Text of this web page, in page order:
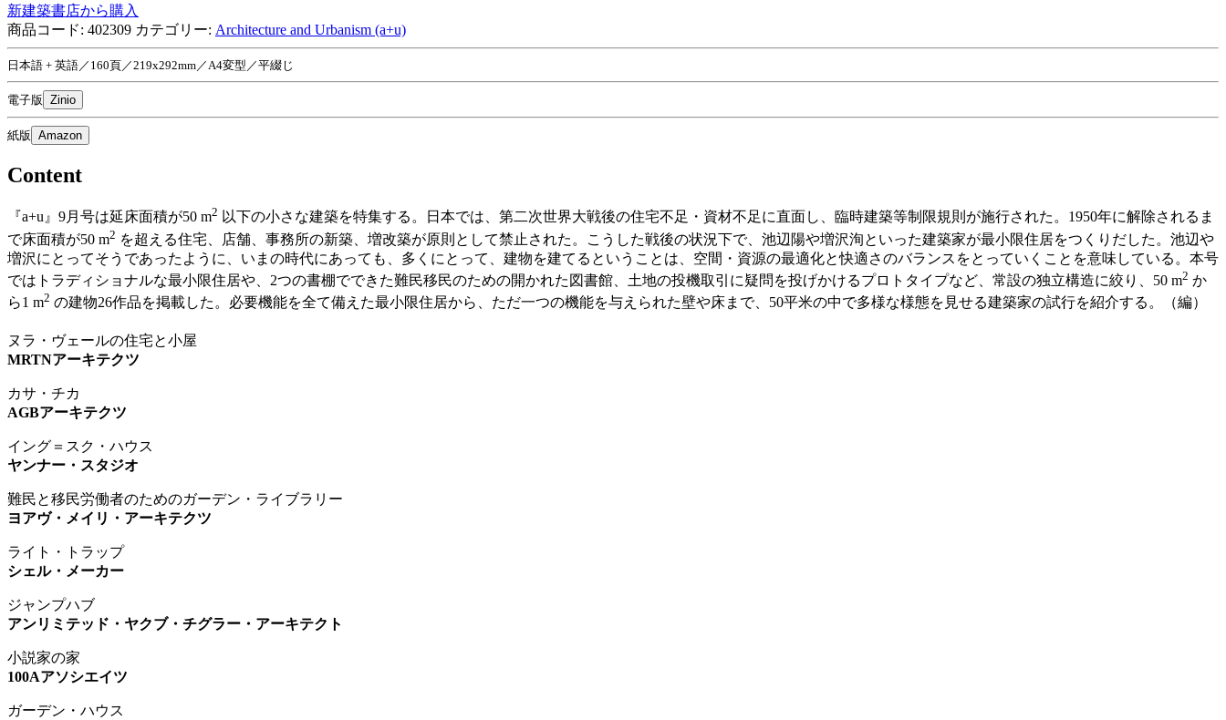
新建築書店から購入
商品コード: 402309 カテゴリー: Architecture and Urbanism (a+u)
日本語 + 英語／160頁／219x292mm／A4変型／平綴じ
電子版 Zinio
紙版 Amazon
Content
『a+u』9月号は延床面積が50 m2 以下の小さな建築を特集する。日本では、第二次世界大戦後の住宅不足・資材不足に直面し、臨時建築等制限規則が施行された。1950年に解除されるま
で床面積が50 m2 を超える住宅、店舗、事務所の新築、増改築が原則として禁止された。こうした戦後の状況下で、池辺陽や増沢洵といった建築家が最小限住居をつくりだした。池辺や
増沢にとってそうであったように、いまの時代にあっても、多くにとって、建物を建てるということは、空間・資源の最適化と快適さのバランスをとっていくことを意味している。本号
ではトラディショナルな最小限住居や、2つの書棚でできた難民移民のための開かれた図書館、土地の投機取引に疑問を投げかけるプロトタイプなど、常設の独立構造に絞り、50 m2 か
ら1 m2 の建物26作品を掲載した。必要機能を全て備えた最小限住居から、ただ一つの機能を与えられた壁や床まで、50平米の中で多様な様態を見せる建築家の試行を紹介する。（編）
ヌラ・ヴェールの住宅と小屋
MRTNアーキテクツ
カサ・チカ
AGBアーキテクツ
イング＝スク・ハウス
ヤンナー・スタジオ
難民と移民労働者のためのガーデン・ライブラリー
ヨアヴ・メイリ・アーキテクツ
ライト・トラップ
シェル・メーカー
ジャンプハブ
アンリミテッド・ヤクブ・チグラー・アーキテクト
小説家の家
100Aアソシエイツ
ガーデン・ハウス